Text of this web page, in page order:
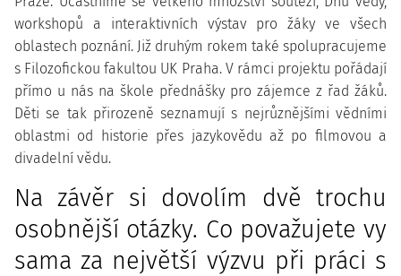
workshopů a interaktivních výstav pro žáky ve všech
oblastech poznání. Již druhým rokem také spolupracujeme
s Filozofickou fakultou UK Praha. V rámci projektu pořádají
přímo u nás na škole přednášky pro zájemce z řad žáků.
Děti se tak přirozeně seznamují s nejrůznějšími vědními
oblastmi od historie přes jazykovědu až po filmovou a
divadelní vědu.
Na závěr si dovolím dvě trochu
osobnější otázky. Co považujete vy
sama za největší výzvu při práci s